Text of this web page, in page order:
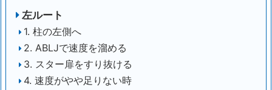
左ルート
1. 柱の左側へ
2. ABLJで速度を溜める
3. スター扉をすり抜ける
4. 速度がやや足りない時